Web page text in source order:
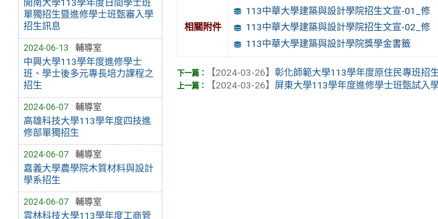
開南大學113學年度日間學士班
單獨招生暨進修學士班甄審入學
招生訊息
2024-06-13 輔導室
中興大學113學年度進修學士
班、學士後多元專長培力課程之
招生
2024-06-07 輔導室
高雄科技大學113學年度四技進
修部單獨招生
2024-06-07 輔導室
嘉義大學農學院木質材料與設計
學系招生
2024-06-07 輔導室
雲林科技大學113學年度工商管
相關附件
113中華大學建築與設計學院招生文宣-01_修
113中華大學建築與設計學院招生文宣-02_修
113中華大學建築與設計學院獎學金書籤
【2024-03-26】彰化師範大學113學年度原住民專班招
【2024-03-26】 屏東大學113學年度進修學士班甄試入